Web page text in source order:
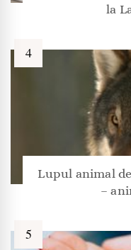
la
Lupul animal
–